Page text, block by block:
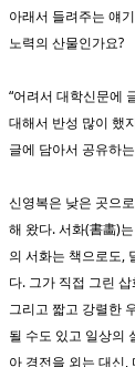
아래서 들려주는 얘
노력의 산물인가요?
“어려서 대학신문에
대해서 반성 많이 했
글에 담아서 공유하
신영복은 낮은 곳으
해 왔다. 서화(書畵)
의 서화는 책으로도,
다. 그가 직접 그린
그리고 짧고 강렬한
될 수도 있고 일상의
아 경전을 외는 대신,